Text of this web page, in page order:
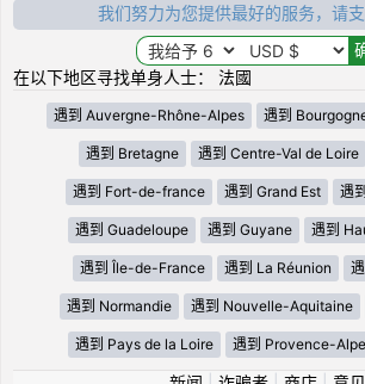
我们努力为您提供最好的服务，请
在以下地区寻找单身人士： 法國
遇到 Auvergne-Rhône-Alpes 遇到
遇到 Bretagne 遇到 Centre-Val de Loire
遇到 Fort-de-france 遇到 Grand Est 遇
遇到 Guadeloupe 遇到 Guyane 遇到
遇到 Île-de-France 遇到 La Réunion
遇到 Normandie 遇到 Nouvelle-Aquitaine
遇到 Pays de la Loire 遇到 Provence-